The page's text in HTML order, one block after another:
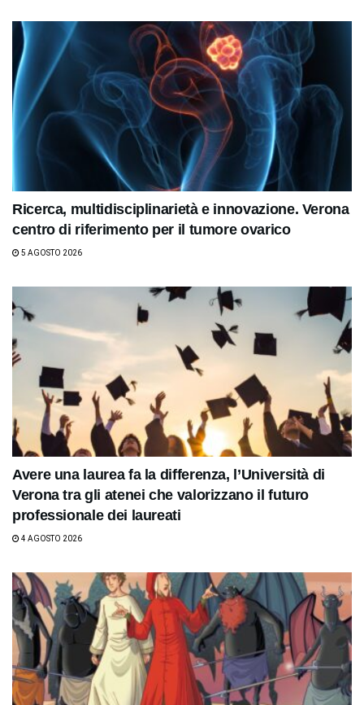
Ricerca, multidisciplinarietà e innovazione. Verona
centro di riferimento per il tumore ovarico
5 AGOSTO 2026
Avere una laurea fa la differenza, l’Università di
Verona tra gli atenei che valorizzano il futuro
professionale dei laureati
4 AGOSTO 2026